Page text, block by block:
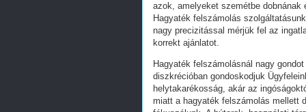
azok, amelyeket szemétbe dobnának
Hagyaték felszámolás
nagy precizitással mérjük fel az
korrekt ajánlatot.
Hagyaték felszámolásnál nagy
diszkrécióban gondoskodjuk
helytakarékosság, akár az
miatt a hagyaték felszámolás mellett